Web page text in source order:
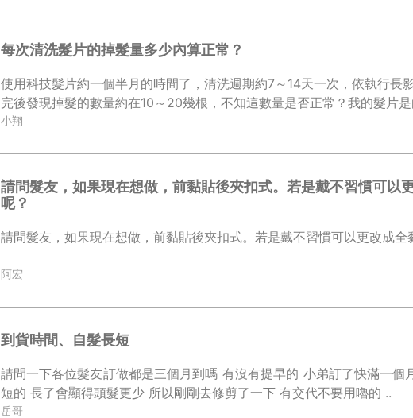
每次清洗髮片的掉髮量多少內算正常？
使用科技髮片約一個半月的時間了，清洗週期約7～14天一次，依執行長
完後發現掉髮的數量約在10～20幾根，不知這數量是否正常？我的髮片
小翔
請問髮友，如果現在想做，前黏貼後夾扣式。若是戴不習慣可以
呢？
請問髮友，如果現在想做，前黏貼後夾扣式。若是戴不習慣可以更改成全
阿宏
到貨時間、自髮長短
請問一下各位髮友訂做都是三個月到嗎 有沒有提早的 小弟訂了快滿一
短的 長了會顯得頭髮更少 所以剛剛去修剪了一下 有交代不要用嚕的 ..
岳哥